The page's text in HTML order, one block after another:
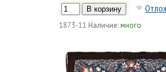
1873-11 Наличие:много